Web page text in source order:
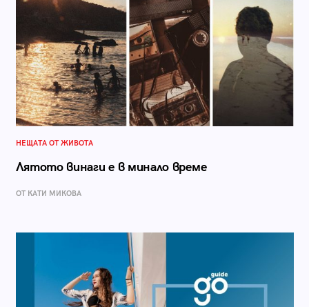
НЕЩАТА ОТ ЖИВОТА
Лятото винаги е в минало време
ОТ КАТИ МИКОВА